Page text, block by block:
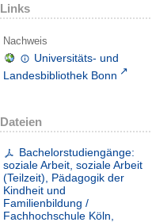
Links
Nachweis
Universitäts- und
Landesbibliothek Bonn
Dateien
Bachelorstudiengänge:
soziale Arbeit, soziale Arbeit
(Teilzeit), Pädagogik der
Kindheit und
Familienbildung /
Fachhochschule Köln,